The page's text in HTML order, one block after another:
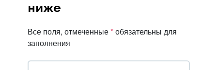
ниже
Все поля, отмеченные*обязательны для
заполнения